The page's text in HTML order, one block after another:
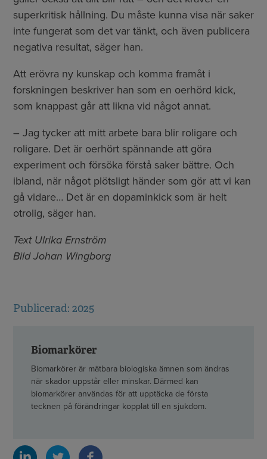
superkritisk hållning. Du måste kunna visa när saker
inte fungerat som det var tänkt, och även publicera
negativa resultat, säger han.
Att erövra ny kunskap och komma framåt i
forskningen beskriver han som en oerhörd kick,
som knappast går att likna vid något annat.
– Jag tycker att mitt arbete bara blir roligare och
roligare. Det är oerhört spännande att göra
experiment och försöka förstå saker bättre. Och
ibland, när något plötsligt händer som gör att vi kan
gå vidare… Det är en dopaminkick som är helt
otrolig, säger han.
Text Ulrika Ernström
Bild Johan Wingborg
Publicerad: 2025
Biomarkörer
Biomarkörer är mätbara biologiska ämnen som ändras
när skador uppstår eller minskar. Därmed kan
biomarkörer användas för att upptäcka de första
tecknen på förändringar kopplat till en sjukdom.